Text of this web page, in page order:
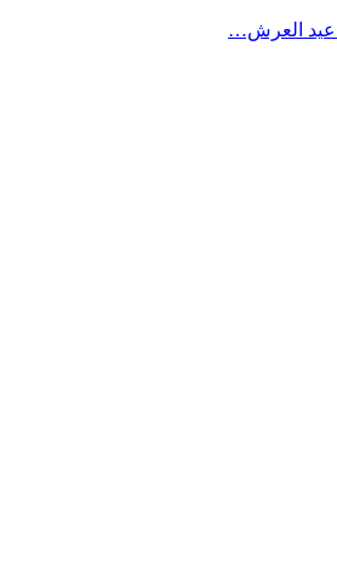
عيد العرش…